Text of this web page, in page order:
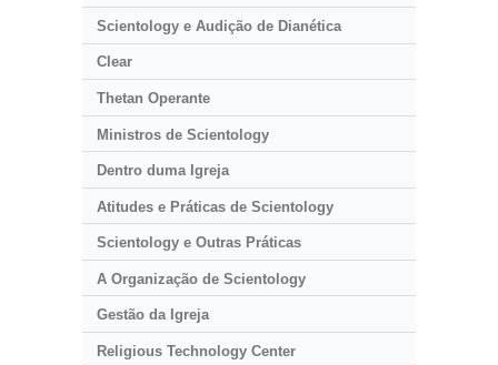
Scientology e Audição de Dianética
Clear
Thetan Operante
Ministros de Scientology
Dentro duma Igreja
Atitudes e Práticas de Scientology
Scientology e Outras Práticas
A Organização de Scientology
Gestão da Igreja
Religious Technology Center